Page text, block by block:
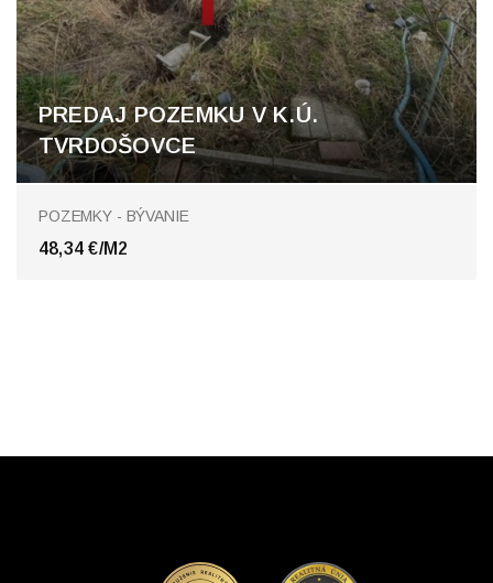
PREDAJ POZEMKU V K.Ú.
TVRDOŠOVCE
Tvrdošovce
POZEMKY - BÝVANIE
48,34 €/M2